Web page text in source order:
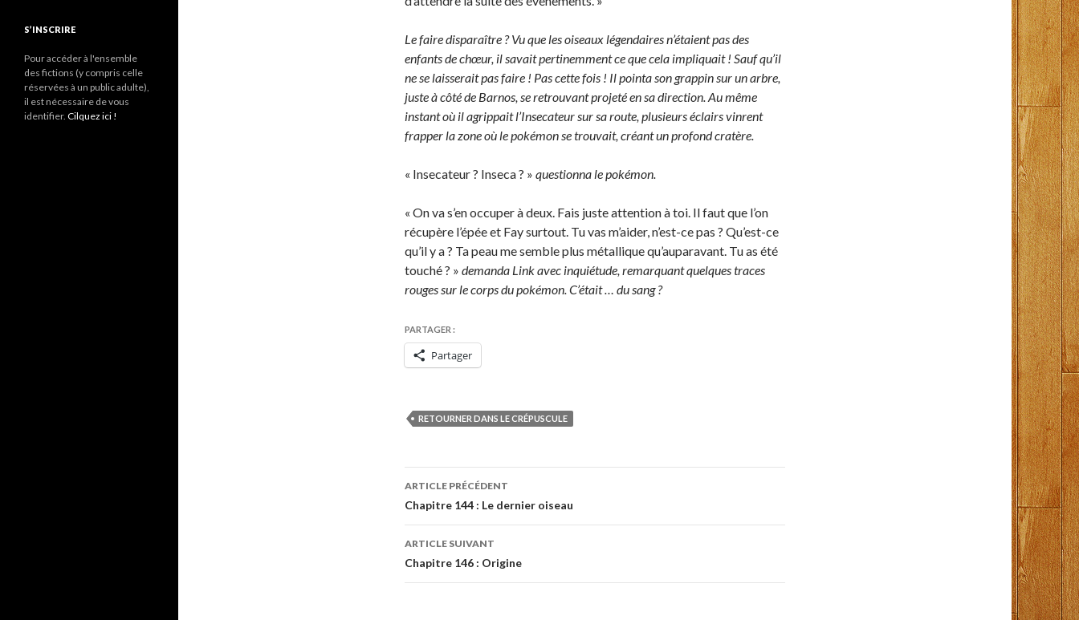
Le faire disparaître ? Vu que les oiseaux légendaires n’étaient pas des
enfants de chœur, il savait pertinemment ce que cela impliquait ! Sauf qu’il
ne se laisserait pas faire ! Pas cette fois ! Il pointa son grappin sur un arbre,
juste à côté de Barnos, se retrouvant projeté en sa direction. Au même
instant où il agrippait l’Insecateur sur sa route, plusieurs éclairs vinrent
frapper la zone où le pokémon se trouvait, créant un profond cratère.
« Insecateur ? Inseca ? » questionna le pokémon.
« On va s’en occuper à deux. Fais juste attention à toi. Il faut que l’on
récupère l’épée et Fay surtout. Tu vas m’aider, n’est-ce pas ? Qu’est-ce
qu’il y a ? Ta peau me semble plus métallique qu’auparavant. Tu as été
touché ? » demanda Link avec inquiétude, remarquant quelques traces
rouges sur le corps du pokémon. C’était … du sang ?
PARTAGER :
Partager
RETOURNER DANS LE CRÉPUSCULE
Navigation
des
articles
ARTICLE PRÉCÉDENT
Chapitre 144 : Le dernier oiseau
ARTICLE SUIVANT
Chapitre 146 : Origine
S’INSCRIRE
Pour accéder à l'ensemble
des fictions (y compris celle
réservées à un public adulte),
il est nécessaire de vous
identifier. Cilquez ici !